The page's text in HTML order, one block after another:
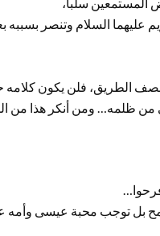
عليهما السلام وتنصر
الطريق، فلن يكون
من ظلمه… ومن أنكر هذا من
بل توجب محبة عيسى وأمه